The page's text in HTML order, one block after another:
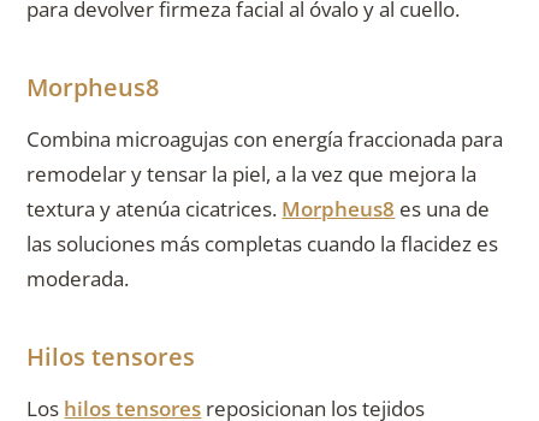
para devolver firmeza facial al óvalo y al cuello.
Morpheus8
Combina microagujas con energía fraccionada para
remodelar y tensar la piel, a la vez que mejora la
textura y atenúa cicatrices. Morpheus8 es una de
las soluciones más completas cuando la flacidez es
moderada.
Hilos tensores
Los hilos tensores reposicionan los tejidos